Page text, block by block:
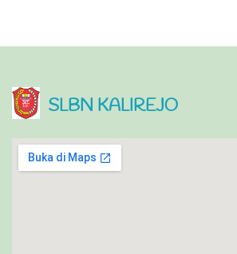
SLBN KALIREJO